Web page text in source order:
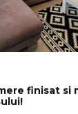
finisat si